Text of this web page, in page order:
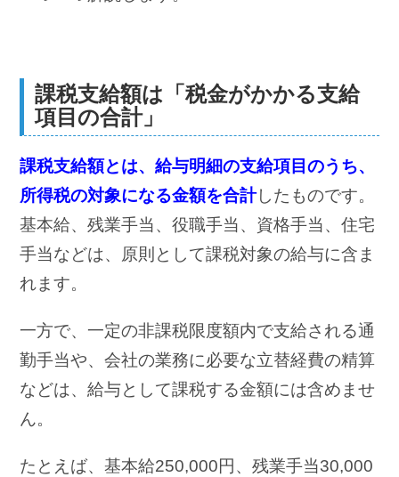
課税支給額は「税金がかかる支給
項目の合計」
課税支給額とは、給与明細の支給項目のうち、
所得税の対象になる金額を合計したものです。
基本給、残業手当、役職手当、資格手当、住宅
手当などは、原則として課税対象の給与に含ま
れます。
一方で、一定の非課税限度額内で支給される通
勤手当や、会社の業務に必要な立替経費の精算
などは、給与として課税する金額には含めませ
ん。
たとえば、基本給250,000円、残業手当30,000